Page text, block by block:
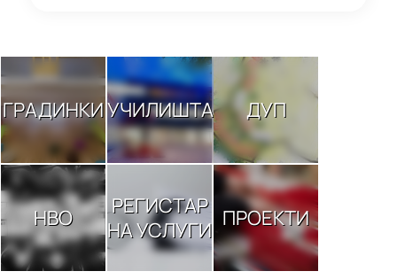
ГРАДИНКИУЧИЛИШТА ДУП
НВО
РЕГИСТАР
НА УСЛУГИ ПРОЕКТИ